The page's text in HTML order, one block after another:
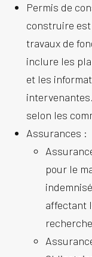
Permis de
construire
travaux de
inclure les
et les
selon les
Assurances :
pour le
affectant